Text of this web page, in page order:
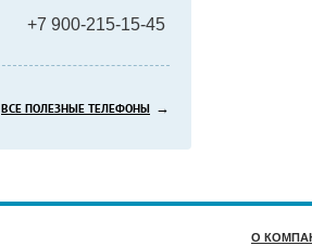
+7 900-215-15-45
ВСЕ ПОЛЕЗНЫЕ ТЕЛЕФОНЫ →
О